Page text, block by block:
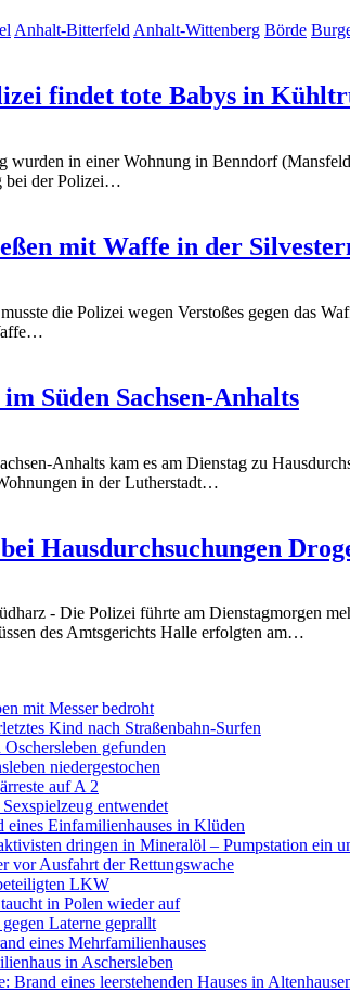
Anhalt-Bitterfeld Anhalt-Wittenberg Börde
findet tote Babys in
wurden in einer Wohnung in Benndorf
bei der Polizei…
mit Waffe in der
die Polizei wegen Verstoßes gegen das
Süden Sachsen-Anhalts
Anhalts kam es am Dienstag zu
in der Lutherstadt…
Hausdurchsuchungen
- Die Polizei führte am Dienstagmorgen
des Amtsgerichts Halle erfolgten am…
mit Messer bedroht
Kind nach Straßenbahn-Surfen
gefunden
niedergestochen
auf A 2
entwendet
eines Einfamilienhauses in Klüden
dringen in Mineralöl – Pumpstation ein
vor Ausfahrt der Rettungswache
LKW
in Polen wieder auf
Laterne geprallt
eines Mehrfamilienhauses
in Aschersleben
Brand eines leerstehenden Hauses in